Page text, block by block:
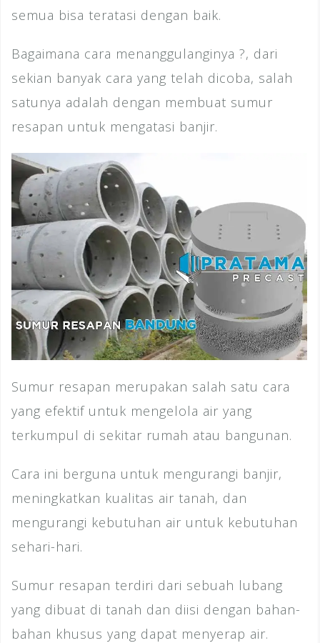
semua bisa teratasi dengan baik.
Bagaimana cara menanggulanginya ?, dari
sekian banyak cara yang telah dicoba, salah
satunya adalah dengan membuat sumur
resapan untuk mengatasi banjir.
Sumur resapan merupakan salah satu cara
yang efektif untuk mengelola air yang
terkumpul di sekitar rumah atau bangunan.
Cara ini berguna untuk mengurangi banjir,
meningkatkan kualitas air tanah, dan
mengurangi kebutuhan air untuk kebutuhan
sehari-hari.
Sumur resapan terdiri dari sebuah lubang
yang dibuat di tanah dan diisi dengan bahan-
bahan khusus yang dapat menyerap air.